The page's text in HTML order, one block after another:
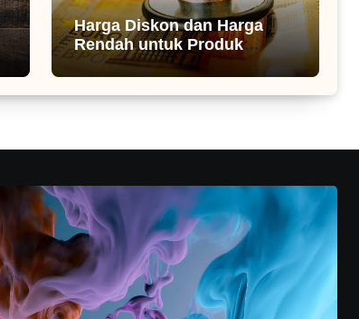
Harga Diskon dan Harga
Rendah untuk Produk
Kesehatan